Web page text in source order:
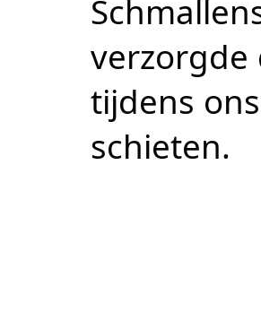
verzorgde
tijdens
schieten.